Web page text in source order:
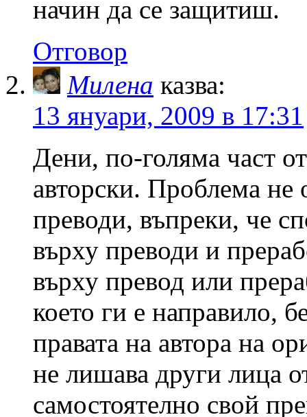
начин да се защитиш.
Отговор
Милена казва:
13 януари, 2009 в 17:31
Дени, по-голяма част
авторски. Проблема не
преводи, въпреки, че
върху преводи и
върху превод или
което ги е направило,
правата на автора на
не лишава други лица
самостоятелно свой